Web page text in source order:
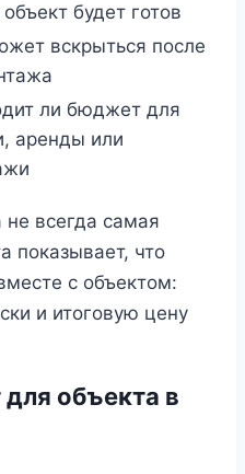
объект будет готов
вскрыться после
ли бюджет для
аренды или
всегда самая
показывает, что
с объектом:
и итоговую цену
для объекта в